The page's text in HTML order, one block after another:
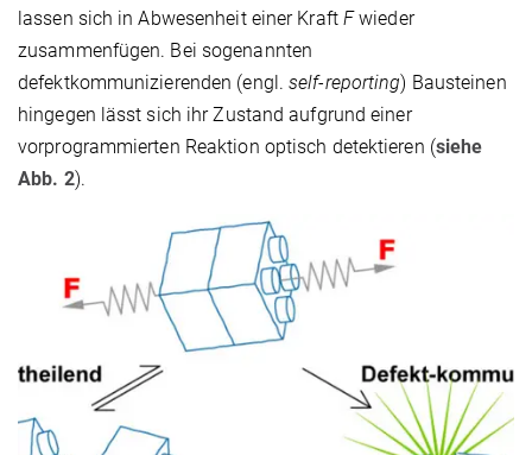
lassen sich in Abwesenheit einer Kraft Fwieder
zusammenfügen. Bei sogenannten
defektkommunizierenden (engl.self-reporting) Bausteinen
hingegen lässt sich ihr Zustand aufgrund einer
vorprogrammierten Reaktion optisch detektieren (siehe
Abb. 2).